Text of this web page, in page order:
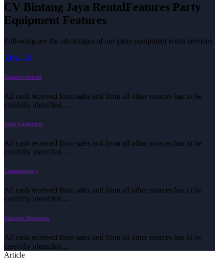
CV Bintang Jaya RentalFeatures Party
Equipment Features
Following are the advantages of our party equipment rental services
View All
Improvement
All cash received from sales and from all other sources has to be
carefully identified....
Idea Generate
All cash received from sales and from all other sources has to be
carefully identified....
Consultancy
All cash received from sales and from all other sources has to be
carefully identified....
Success Business
All cash received from sales and from all other sources has to be
carefully identified....
Article